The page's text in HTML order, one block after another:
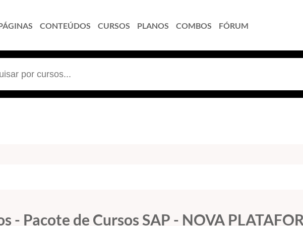
CONTEÚDOS CURSOS PLANOS COMBOS FÓRUM
- Pacote de Cursos SAP - NOVA